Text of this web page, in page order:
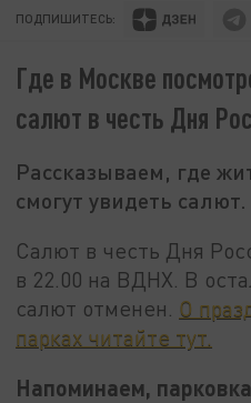
ПОДПИШИТЕСЬ:
Где в Москве
салют в честь Дня
Рассказываем, где
смогут увидеть
Салют в честь Дня
в 22.00 на ВДНХ. В
салют отменен. О
парках читайте тут.
Напоминаем,